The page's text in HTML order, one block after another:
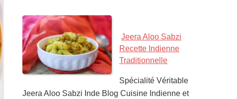
Jeera Aloo Sabzi
Recette Indienne
Traditionnelle
Spécialité Véritable
Jeera Aloo Sabzi Inde Blog Cuisine Indienne et